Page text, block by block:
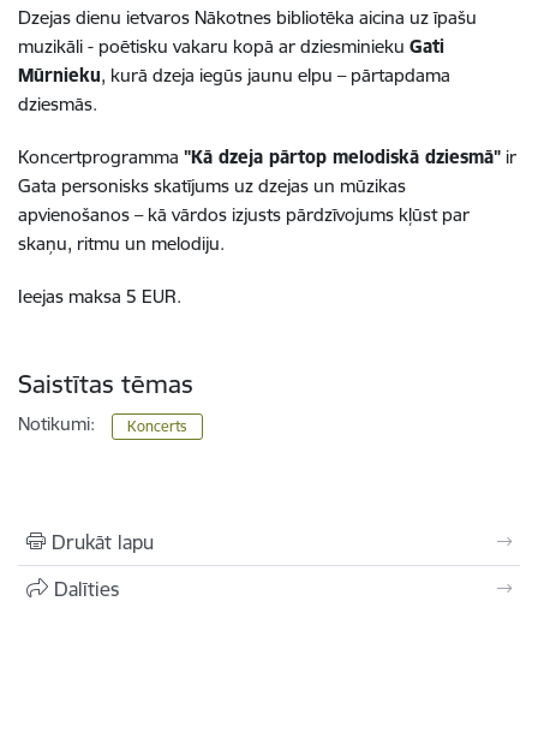
Dzejas dienu ietvaros Nākotnes bibliotēka aicina uz īpašu
muzikāli - poētisku vakaru kopā ar dziesminieku Gati
Mūrnieku, kurā dzeja iegūs jaunu elpu – pārtapdama
dziesmās.
Koncertprogramma "Kā dzeja pārtop melodiskā dziesmā" ir
Gata personisks skatījums uz dzejas un mūzikas
apvienošanos – kā vārdos izjusts pārdzīvojums kļūst par
skaņu, ritmu un melodiju.
Ieejas maksa 5 EUR.
Saistītas tēmas
Notikumi: Koncerts
Drukāt lapu
Dalīties